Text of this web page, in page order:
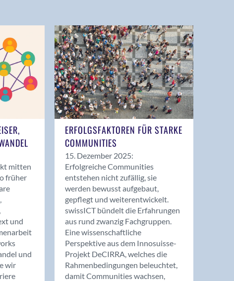
mitten
früher
und
und
wir
ERFOLGSFAKTOREN FÜR STARKE
COMMUNITIES
15. Dezember 2025:
Erfolgreiche Communities
entstehen nicht zufällig, sie
werden bewusst aufgebaut,
gepflegt und weiterentwickelt.
swissICT bündelt die Erfahrungen
aus rund zwanzig Fachgruppen.
Eine wissenschaftliche
Perspektive aus dem Innosuisse-
Projekt DeCIRRA, welches die
Rahmenbedingungen beleuchtet,
damit Communities wachsen,